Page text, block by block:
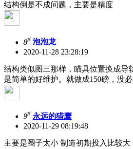
结构倒是不成问题，主要是精度
8# 泡泡龙
2020-11-28 23:28:19
结构类似图三那样，瞄具位置换成导
是简单的好维护。就做成150磅，没必
9# 永远的猎鹰
2020-11-29 08:19:48
主要是圈子太小 制造初期投入比较